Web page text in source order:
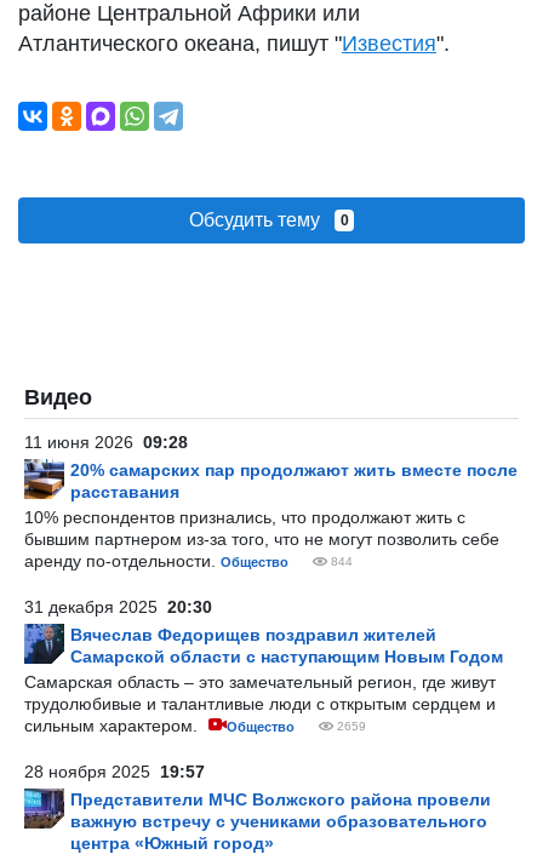
районе Центральной Африки или
Атлантического океана, пишут "Известия".
Обсудить тему 0
Видео
11 июня 2026 09:28
20% самарских пар продолжают жить вместе после
расставания
10% респондентов признались, что продолжают жить с
бывшим партнером из-за того, что не могут позволить себе
аренду по-отдельности.
Общество 844
31 декабря 2025 20:30
Вячеслав Федорищев поздравил жителей
Самарской области с наступающим Новым Годом
Самарская область – это замечательный регион, где живут
трудолюбивые и талантливые люди с открытым сердцем и
сильным характером.
Общество 2659
28 ноября 2025 19:57
Представители МЧС Волжского района провели
важную встречу с учениками образовательного
центра «Южный город»